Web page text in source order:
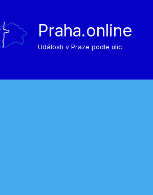
Praha.online
Události v Praze podle ulic